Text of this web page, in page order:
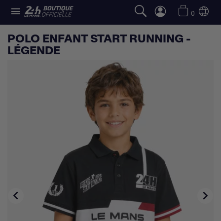
 0
POLO ENFANT START RUNNING -
LÉGENDE
 